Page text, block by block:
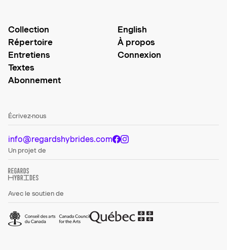
Collection
Répertoire
Entretiens
Textes
Abonnement
English
À propos
Connexion
Écrivez-nous
info@regardshybrides.com
Un projet de
Avec le soutien de